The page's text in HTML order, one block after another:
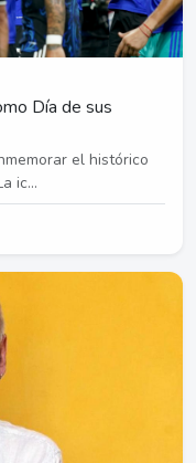
Día de sus
el histórico
ic...